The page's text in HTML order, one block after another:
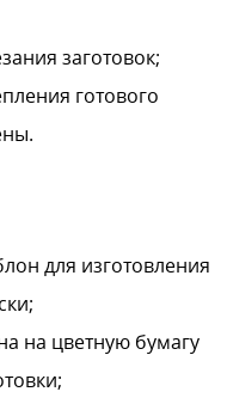
заготовок;
готового
для изготовления
на цветную бумагу